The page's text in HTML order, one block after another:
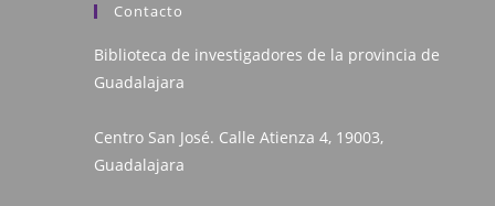
Contacto
Biblioteca de investigadores de la provincia de
Guadalajara
Centro San José. Calle Atienza 4, 19003,
Guadalajara